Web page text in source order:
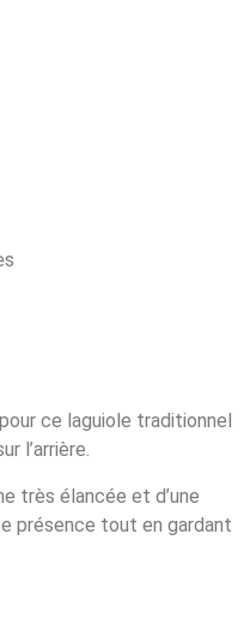
ce laguiole traditionnel
l’arrière.
très élancée et d’une
présence tout en gardant